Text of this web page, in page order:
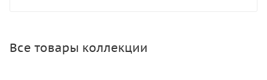
Все товары коллекции